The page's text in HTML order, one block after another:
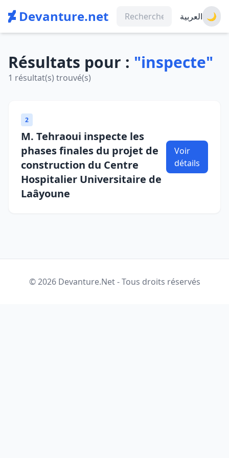
Devanture.net العربية 🌙
Résultats pour : "inspecte"
1 résultat(s) trouvé(s)
2
M. Tehraoui inspecte les
phases finales du projet de
construction du Centre
Hospitalier Universitaire de
Laâyoune
Voir
détails
© 2026 Devanture.Net - Tous droits réservés